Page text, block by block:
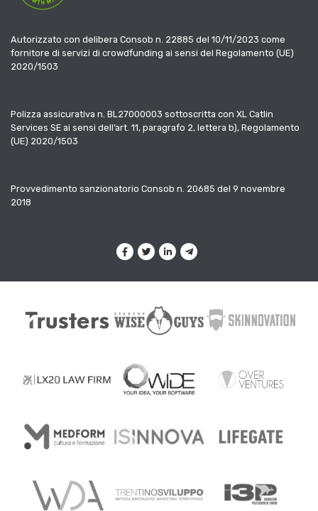
Autorizzato con delibera Consob n. 22885 del 10/11/2023 come
fornitore di servizi di crowdfunding ai sensi del Regolamento (UE)
2020/1503
Polizza assicurativa n. BL27000003 sottoscritta con XL Catlin
Services SE ai sensi dell’art. 11, paragrafo 2, lettera b), Regolamento
(UE) 2020/1503
Provvedimento sanzionatorio Consob n. 20685 del 9 novembre
2018